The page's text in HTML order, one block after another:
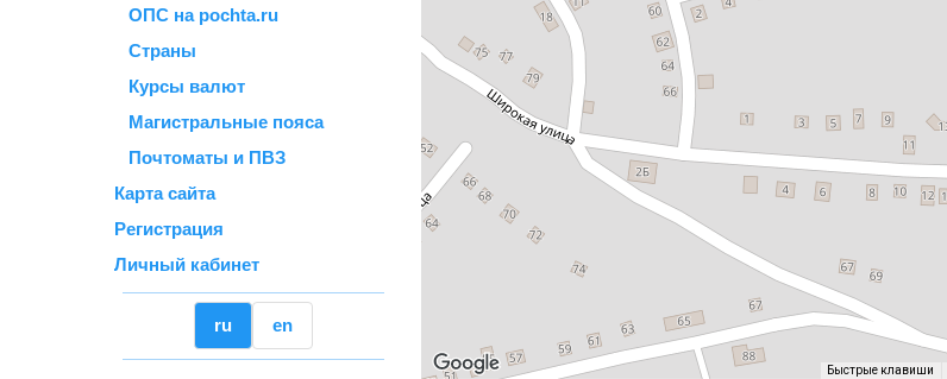
ОПС на pochta.ru
Страны
Курсы валют
Магистральные пояса
Почтоматы и ПВЗ
Карта сайта
Регистрация
Личный кабинет
ru en
Быстрые клавиши